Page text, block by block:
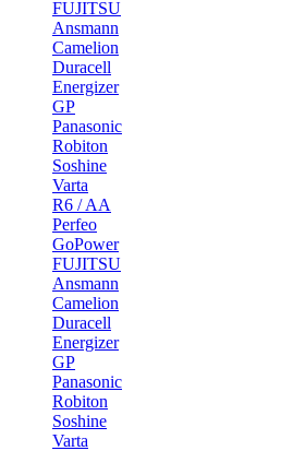
FUJITSU
Ansmann
Camelion
Duracell
Energizer
GP
Panasonic
Robiton
Soshine
Varta
R6 / AA
Perfeo
GoPower
FUJITSU
Ansmann
Camelion
Duracell
Energizer
GP
Panasonic
Robiton
Soshine
Varta